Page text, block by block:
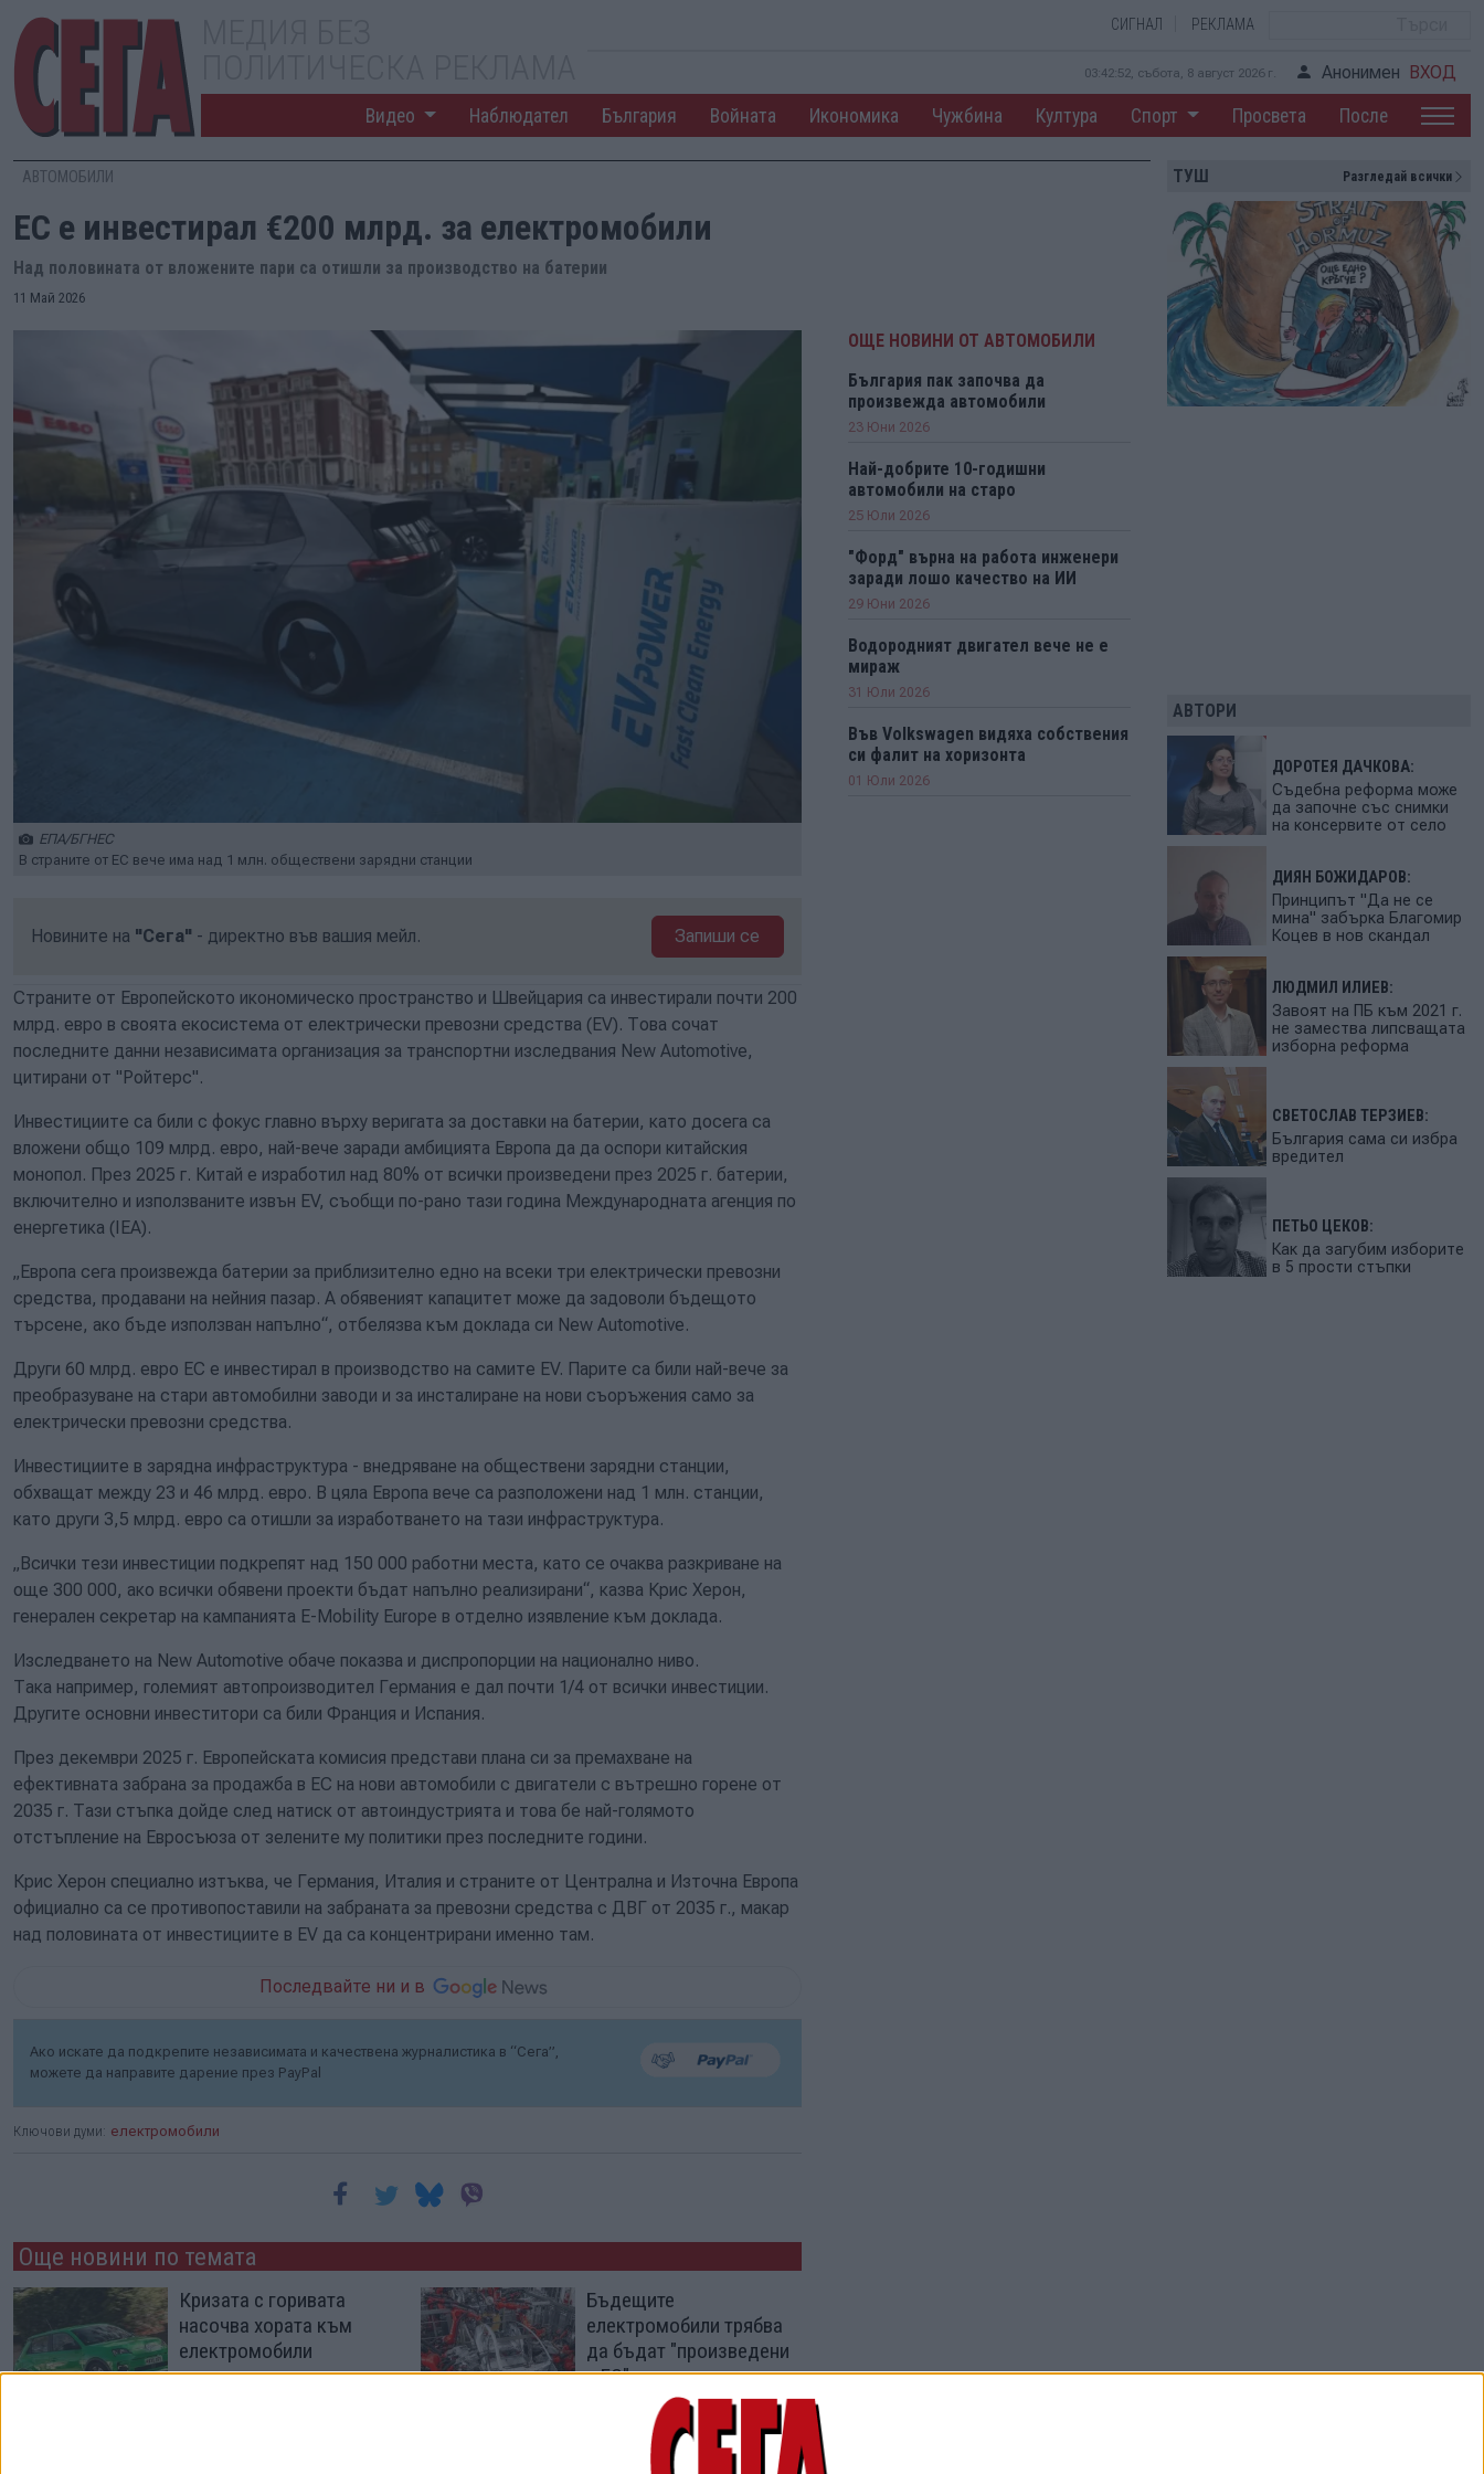
СИГНАЛ РЕКЛАМА
03:42:52, събота, 8 август 2026 г. Анонимен ВХОД
Видео Наблюдател България Войната Икономика Чужбина Култура Спорт Просвета После
АВТОМОБИЛИ
ЕС е инвестирал €200 млрд. за електромобили
Над половината от вложените пари са отишли за производство на батерии
11 Май 2026
ЕПА/БГНЕС
В страните от ЕС вече има над 1 млн. обществени зарядни станции
Новините на "Сега" - директно във вашия мейл. Запиши се
Страните от Европейското икономическо пространство и Швейцария са инвестирали почти 200
млрд. евро в своята екосистема от електрически превозни средства (EV). Това сочат
последните данни независимата организация за транспортни изследвания New Automotive,
цитирани от "Ройтерс".
Инвестициите са били с фокус главно върху веригата за доставки на батерии, като досега са
вложени общо 109 млрд. евро, най-вече заради амбицията Европа да да оспори китайския
монопол. През 2025 г. Китай е изработил над 80% от всички произведени през 2025 г. батерии,
включително и използваните извън EV, съобщи по-рано тази година Международната агенция по
енергетика (IEA).
„Европа сега произвежда батерии за приблизително едно на всеки три електрически превозни
средства, продавани на нейния пазар. А обявеният капацитет може да задоволи бъдещото
търсене, ако бъде използван напълно“, отбелязва към доклада си New Automotive.
Други 60 млрд. евро ЕС е инвестирал в производство на самите EV. Парите са били най-вече за
преобразуване на стари автомобилни заводи и за инсталиране на нови съоръжения само за
електрически превозни средства.
Инвестициите в зарядна инфраструктура - внедряване на обществени зарядни станции,
обхващат между 23 и 46 млрд. евро. В цяла Европа вече са разположени над 1 млн. станции,
като други 3,5 млрд. евро са отишли за изработването на тази инфраструктура.
„Всички тези инвестиции подкрепят над 150 000 работни места, като се очаква разкриване на
още 300 000, ако всички обявени проекти бъдат напълно реализирани“, казва Крис Херон,
генерален секретар на кампанията E-Mobility Europe в отделно изявление към доклада.
Изследването на New Automotive обаче показва и диспропорции на национално ниво.
Така например, големият автопроизводител Германия е дал почти 1/4 от всички инвестиции.
Другите основни инвеститори са били Франция и Испания.
През декември 2025 г. Европейската комисия представи плана си за премахване на
ефективната забрана за продажба в ЕС на нови автомобили с двигатели с вътрешно горене от
2035 г. Тази стъпка дойде след натиск от автоиндустрията и това бе най-голямото
отстъпление на Евросъюза от зелените му политики през последните години.
Крис Херон специално изтъква, че Германия, Италия и страните от Централна и Източна Европа
официално са се противопоставили на забраната за превозни средства с ДВГ от 2035 г., макар
над половината от инвестициите в EV да са концентрирани именно там.
Последвайте ни и в
Ако искате да подкрепите независимата и качествена журналистика в “Сега”,
можете да направите дарение през PayPal
Ключови думи: електромобили
Още новини по темата
Кризата с горивата
насочва хората към
електромобили
20 Юли 2026
Бъдещите
електромобили трябва
да бъдат "произведени
в ЕС"
15 Юни 2026
ОЩЕ НОВИНИ ОТ АВТОМОБИЛИ
България пак започва да
произвежда автомобили
23 Юни 2026
Най-добрите 10-годишни
автомобили на старо
25 Юли 2026
"Форд" върна на работа инженери
заради лошо качество на ИИ
29 Юни 2026
Водородният двигател вече не е
мираж
31 Юли 2026
Във Volkswagen видяха собствения
си фалит на хоризонта
01 Юли 2026
ТУШ Разгледай всички
АВТОРИ
ДОРОТЕЯ ДАЧКОВА:
Съдебна реформа може
да започне със снимки
на консервите от село
ДИЯН БОЖИДАРОВ:
Принципът "Да не се
мина" забърка Благомир
Коцев в нов скандал
ЛЮДМИЛ ИЛИЕВ:
Завоят на ПБ към 2021 г.
не замества липсващата
изборна реформа
СВЕТОСЛАВ ТЕРЗИЕВ:
България сама си избра
вредител
ПЕТЬО ЦЕКОВ:
Как да загубим изборите
в 5 прости стъпки